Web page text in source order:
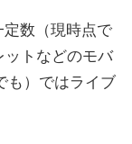
定数（現時点で
ットなどのモバ
も）ではライブ